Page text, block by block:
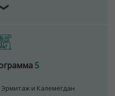
5
и Калемегдан